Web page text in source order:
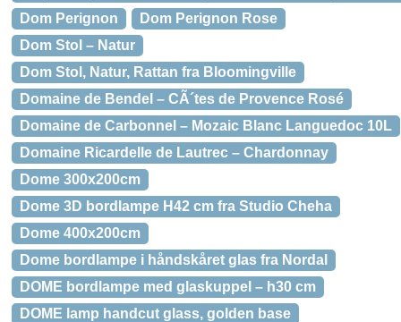
Dom Perignon
Dom Perignon Rose
Dom Stol – Natur
Dom Stol, Natur, Rattan fra Bloomingville
Domaine de Bendel – CÃ´tes de Provence Rosé
Domaine de Carbonnel – Mozaic Blanc Languedoc 10L
Domaine Ricardelle de Lautrec – Chardonnay
Dome 300x200cm
Dome 3D bordlampe H42 cm fra Studio Cheha
Dome 400x200cm
Dome bordlampe i håndskåret glas fra Nordal
DOME bordlampe med glaskuppel – h30 cm
DOME lamp handcut glass, golden base